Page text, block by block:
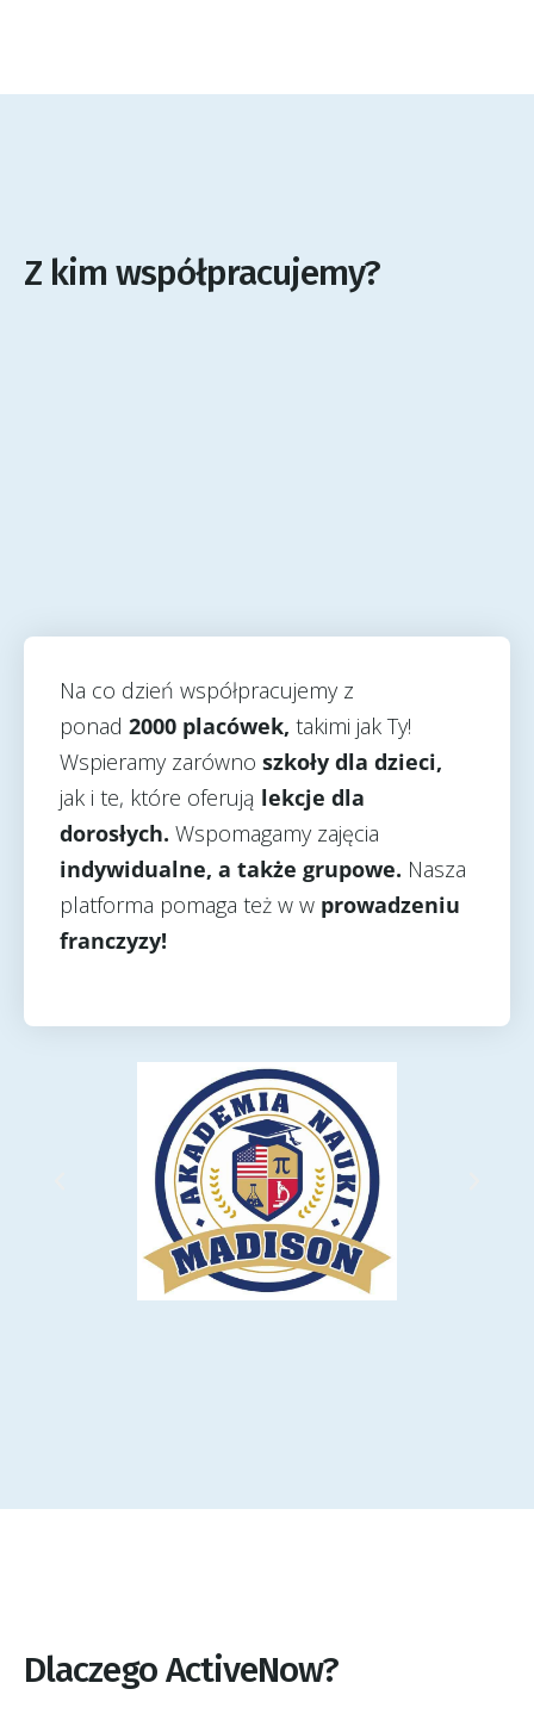
Z kim współpracujemy?
Na co dzień współpracujemy z
ponad 2000 placówek, takimi jak Ty!
Wspieramy zarówno szkoły dla dzieci,
jak i te, które oferują lekcje dla
dorosłych. Wspomagamy zajęcia
indywidualne, a także grupowe. Nasza
platforma pomaga też w w prowadzeniu
franczyzy!
Dlaczego ActiveNow?